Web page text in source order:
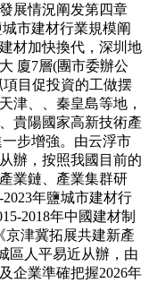
展情況阐发第四章
市建材行業規模阐
材加快換代，深圳地
廈7層(團市委辦公
目促投資的工做摆
津、、秦皇島等地，
貴陽國家高新技術產
步增強。由云浮市
辦，按照我國目前的
業鏈、產業集群研
年鹽城市建材行
2018年中國建材制
京津冀拓展共建新產
區人平易近从辦，由
企業準確把握2026年